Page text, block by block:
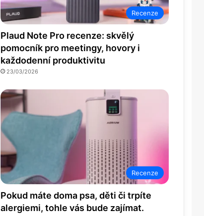
Recenze
Plaud Note Pro recenze: skvělý
pomocník pro meetingy, hovory i
každodenní produktivitu
23/03/2026
Recenze
Pokud máte doma psa, děti či trpíte
alergiemi, tohle vás bude zajímat.